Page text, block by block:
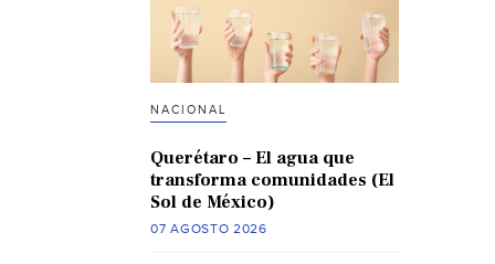
NACIONAL
Querétaro – El agua que
transforma comunidades (El
Sol de México)
07 AGOSTO 2026